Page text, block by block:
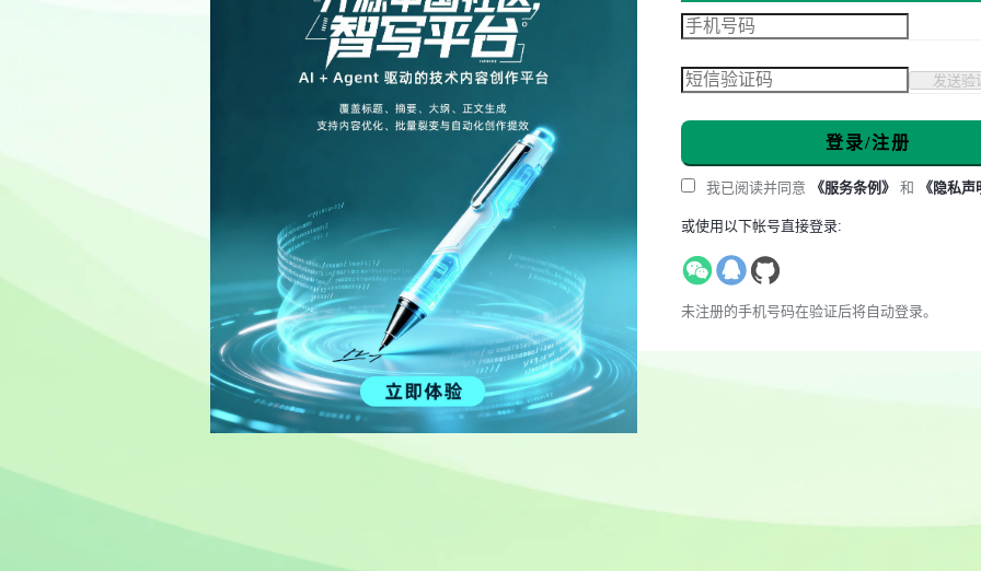
发送验
登录/注册
我已阅读并同意 《服务条例》 和 《隐私声
或使用以下帐号直接登录:
未注册的手机号码在验证后将自动登录。